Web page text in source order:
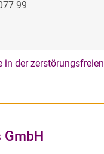
99
in der zerstörungsfreien
GmbH